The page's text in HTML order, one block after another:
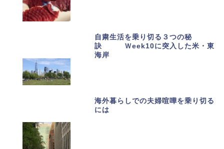
自粛生活を乗り切る３つの秘
訣 Ｗeek10に突入した米・東
海岸
海外暮らしでの夫婦喧嘩を乗り切る
には